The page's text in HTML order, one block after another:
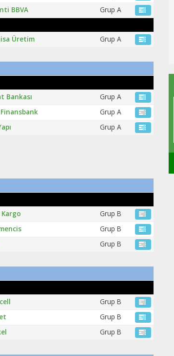
BBVA
Grup A
Üretim Grup A
Bankası
Grup A
Grup A
Grup A
Kargo
Grup B
Grup B
Grup B
Grup B
Grup B
Grup B
Efsaneler MEHMET BAYRAM YILDIZ
Ön liberolardan efsane az çıkar
çünkü iyi ön libero az bulunur!
Genpa defansıyla orta sahasının
arasındaki kilit oyuncuydu Mehmet